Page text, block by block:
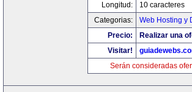
Longitud:
10 caracteres
Categorias:
Web Hosting y
Precio:
Realizar una
Visitar!
Serán consideradas